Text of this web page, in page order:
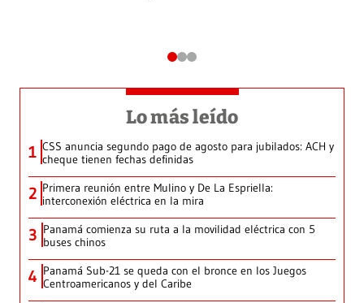
Lo más leído
1 CSS anuncia segundo pago de agosto para jubilados: ACH y
cheque tienen fechas definidas
2 Primera reunión entre Mulino y De La Espriella:
interconexión eléctrica en la mira
3 Panamá comienza su ruta a la movilidad eléctrica con 5
buses chinos
4 Panamá Sub-21 se queda con el bronce en los Juegos
Centroamericanos y del Caribe